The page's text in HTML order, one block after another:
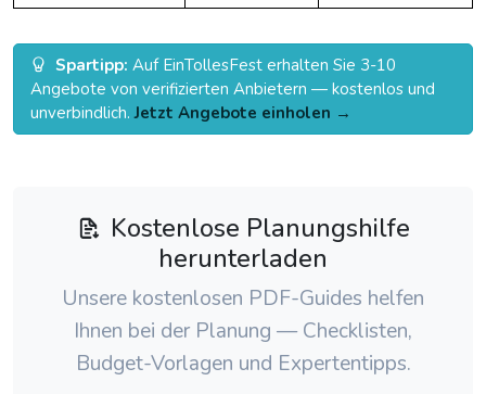
Spartipp: Auf EinTollesFest erhalten Sie 3-10
Angebote von verifizierten Anbietern — kostenlos und
unverbindlich.Jetzt Angebote einholen →
Kostenlose Planungshilfe
herunterladen
Unsere kostenlosen PDF-Guides helfen
Ihnen bei der Planung — Checklisten,
Budget-Vorlagen und Expertentipps.